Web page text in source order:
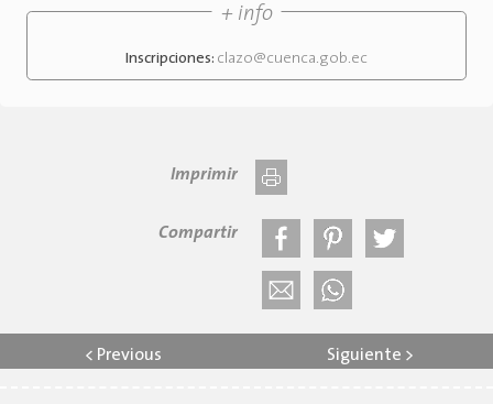
+ info
Inscripciones: clazo@cuenca.gob.ec
Imprimir
Compartir
< Previous Siguiente >